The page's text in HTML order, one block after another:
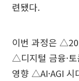
련됐다.
이번 과정은
△디지털 금융·
영향 △AI·AGI